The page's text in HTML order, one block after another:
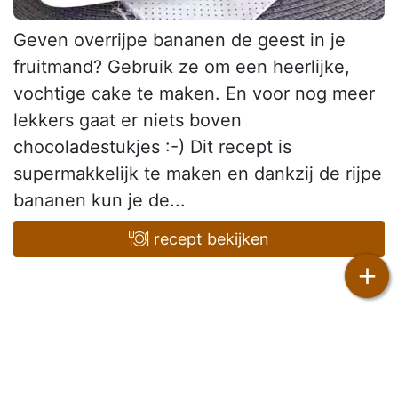
Geven overrijpe bananen de geest in je
fruitmand? Gebruik ze om een heerlijke,
vochtige cake te maken. En voor nog meer
lekkers gaat er niets boven
chocoladestukjes :-) Dit recept is
supermakkelijk te maken en dankzij de rijpe
bananen kun je de...
recept bekijken
+